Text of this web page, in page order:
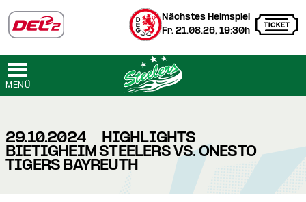
Nächstes Heimspiel
Fr. 21.08.26, 19:30h
MENÜ
29.10.2024 - HIGHLIGHTS -
BIETIGHEIM STEELERS VS. ONESTO
TIGERS BAYREUTH